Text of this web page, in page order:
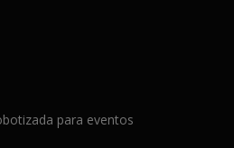
para eventos